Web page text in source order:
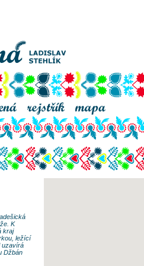
K
kraj
ležící
uzavírá
Džbán